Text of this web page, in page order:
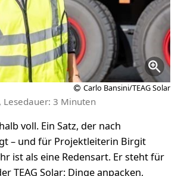
Carlo Bansini/TEAG Solar
Lesedauer: 3 Minuten
voll. Ein Satz, der nach
– und für Projektleiterin Birgit
ist als eine Redensart. Er steht für
TEAG Solar: Dinge anpacken,